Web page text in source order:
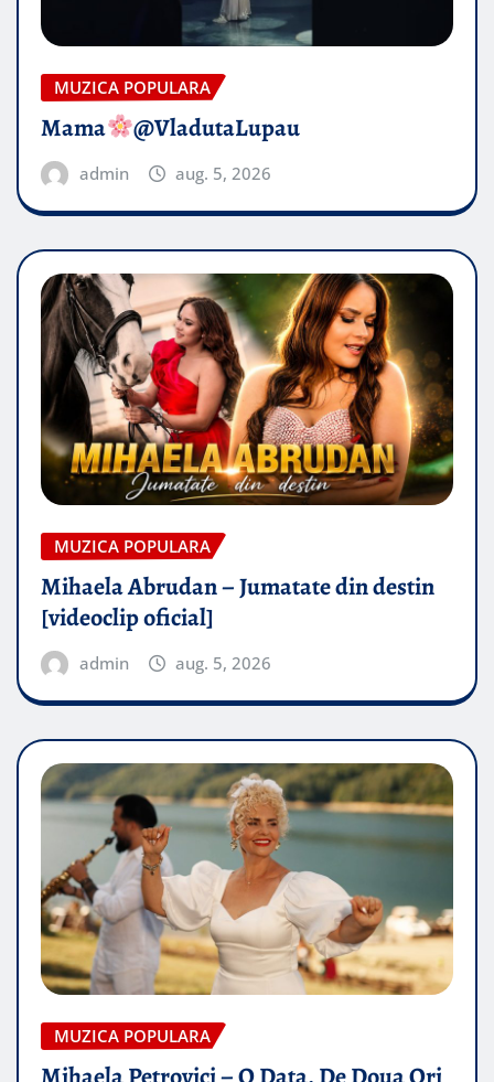
MUZICA POPULARA
Mama @VladutaLupau
admin aug. 5, 2026
MUZICA POPULARA
Mihaela Abrudan – Jumatate din destin
[videoclip oficial]
admin aug. 5, 2026
MUZICA POPULARA